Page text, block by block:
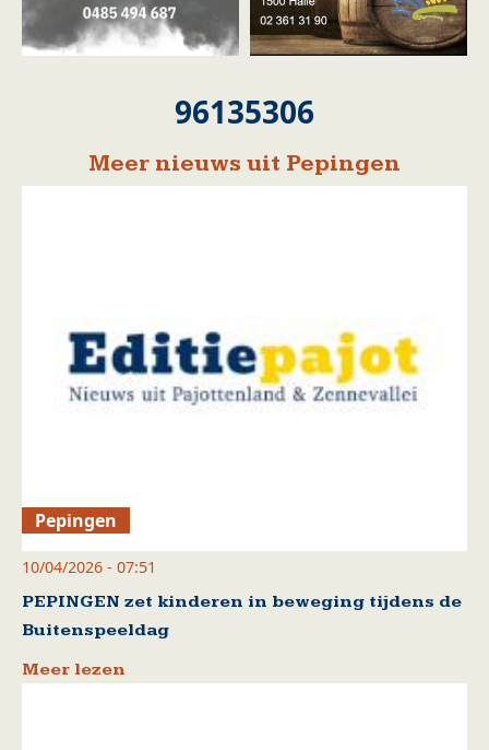
96135306
Meer nieuws uit Pepingen
Pepingen
10/04/2026 - 07:51
PEPINGEN zet kinderen in beweging tijdens de
Buitenspeeldag
Meer lezen